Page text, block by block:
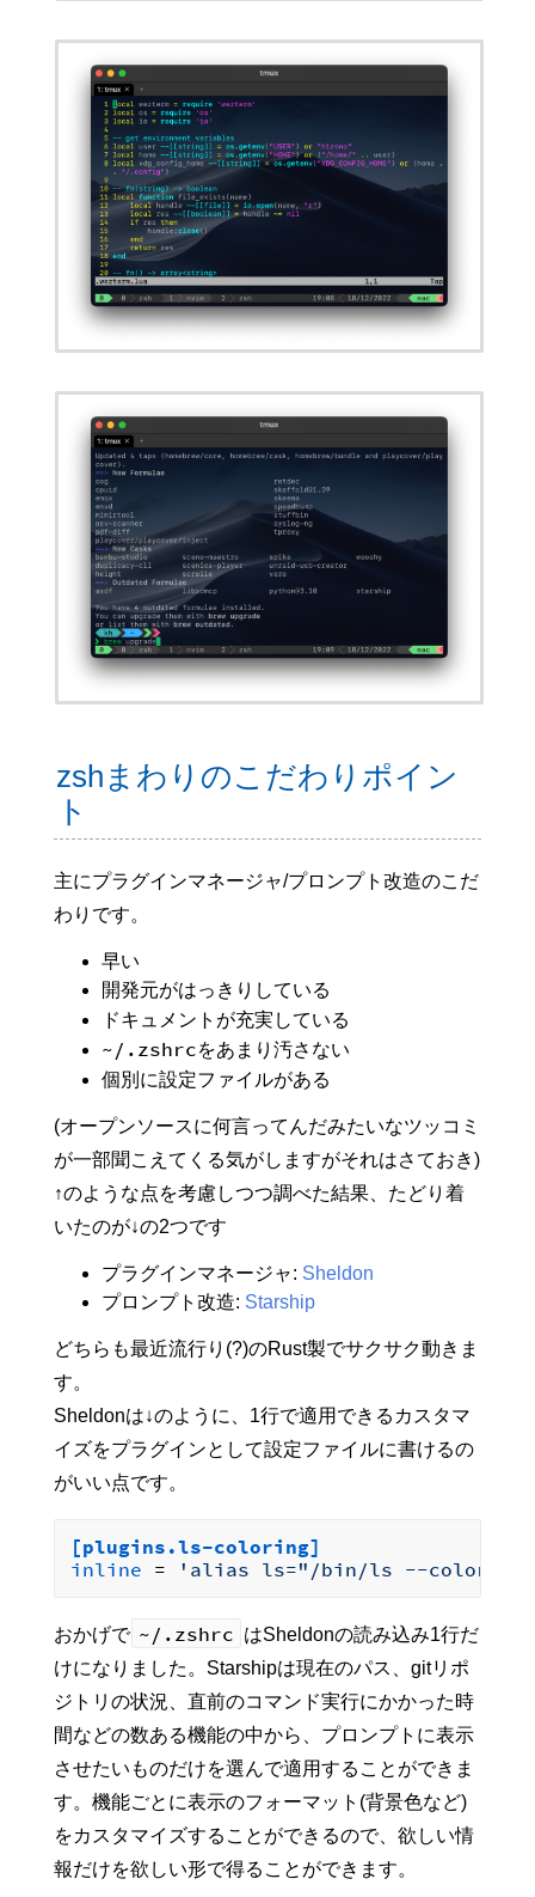
zshまわりのこだわりポイン
ト
主にプラグインマネージャ/プロンプト改造のこだ
わりです。
早い
開発元がはっきりしている
ドキュメントが充実している
~/.zshrcをあまり汚さない
個別に設定ファイルがある
(オープンソースに何言ってんだみたいなツッコミ
が一部聞こえてくる気がしますがそれはさておき)
↑のような点を考慮しつつ調べた結果、たどり着
いたのが↓の2つです
プラグインマネージャ: Sheldon
プロンプト改造: Starship
どちらも最近流行り(?)のRust製でサクサク動きま
す。
Sheldonは↓のように、1行で適用できるカスタマ
イズをプラグインとして設定ファイルに書けるの
がいい点です。
[plugins.ls-coloring]
inline = 'alias ls="/bin/ls --
おかげで ~/.zshrc はSheldonの読み込み1行だ
けになりました。Starshipは現在のパス、gitリポ
ジトリの状況、直前のコマンド実行にかかった時
間などの数ある機能の中から、プロンプトに表示
させたいものだけを選んで適用することができま
す。機能ごとに表示のフォーマット(背景色など)
をカスタマイズすることができるので、欲しい情
報だけを欲しい形で得ることができます。